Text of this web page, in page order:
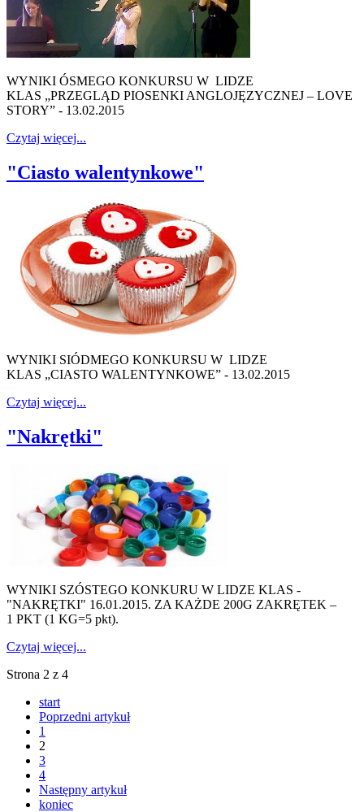
WYNIKI ÓSMEGO KONKURSU W LIDZE
KLAS „PRZEGLĄD PIOSENKI ANGLOJĘZYCZNEJ – LOVE
STORY” - 13.02.2015
Czytaj więcej...
"Ciasto walentynkowe"
WYNIKI SIÓDMEGO KONKURSU W LIDZE
KLAS „CIASTO WALENTYNKOWE” - 13.02.2015
Czytaj więcej...
"Nakrętki"
WYNIKI SZÓSTEGO KONKURU W LIDZE KLAS -
"NAKRĘTKI" 16.01.2015. ZA KAŻDE 200G ZAKRĘTEK –
1 PKT (1 KG=5 pkt).
Czytaj więcej...
Strona 2 z 4
start
Poprzedni artykuł
1
2
3
4
Następny artykuł
koniec